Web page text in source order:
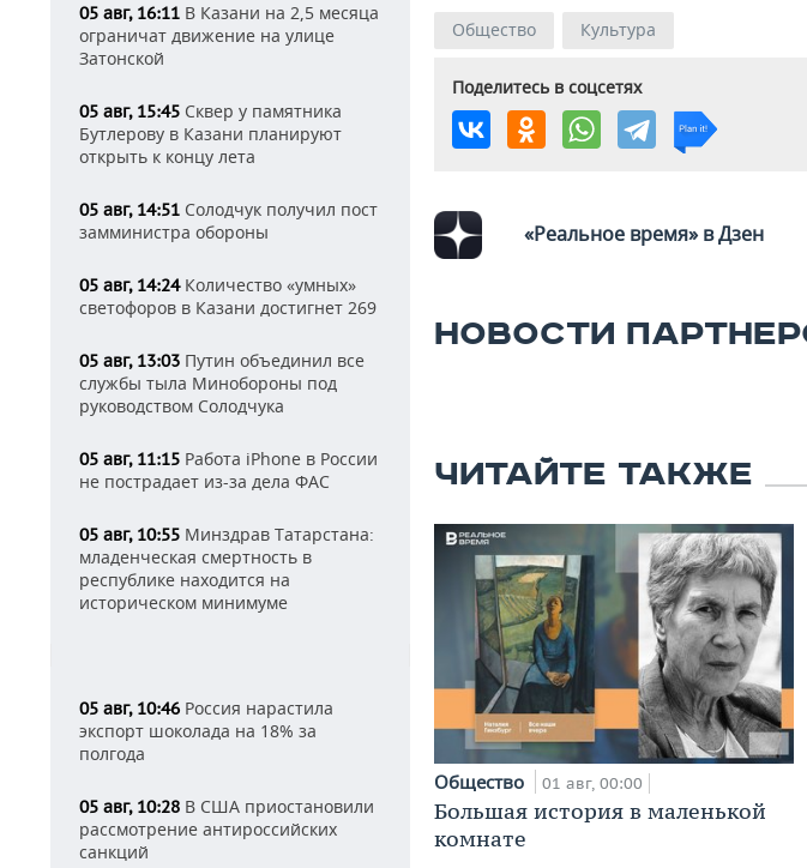
05 авг, 16:11 В Казани на 2,5 месяца
ограничат движение на улице
Затонской
05 авг, 15:45 Сквер у памятника
Бутлерову в Казани планируют
открыть к концу лета
05 авг, 14:51 Солодчук получил пост
замминистра обороны
05 авг, 14:24Количество «умных»
светофоров в Казани достигнет 269
05 авг, 13:03 Путин объединил все
службы тыла Минобороны под
руководством Солодчука
05 авг, 11:15 Работа iPhone в России
не пострадает из-за дела ФАС
05 авг, 10:55 Минздрав Татарстана:
младенческая смертность в
республике находится на
историческом минимуме
05 авг, 10:46 Россия нарастила
экспорт шоколада на 18% за
полгода
05 авг, 10:28 В США приостановили
рассмотрение антироссийских
санкций
Общество Культура
Поделитесь в соцсетях
«Реальное время» в Дзен
НОВОСТИ
ЧИТАЙТЕ ТАКЖЕ
Общество 01 авг, 00:00
Большая история в маленькой
комнате